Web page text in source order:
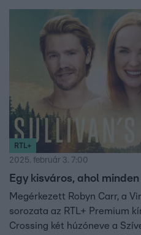
RTL+
2025. február 3. 7:00
Egy kisváros, ahol
Megérkezett Robyn Carr, a
sorozata az RTL+ Premium
Crossing két húzóneve a